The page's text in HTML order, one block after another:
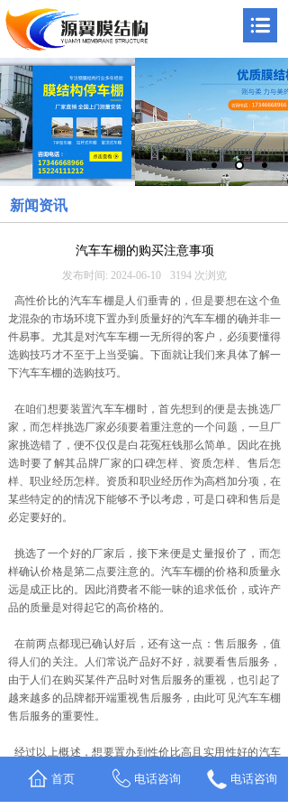
新闻资讯
汽车车棚的购买注意事项
发布时间: 2024-06-10 3194 次浏览
高性价比的汽车车棚是人们垂青的，但是要想在这个鱼
龙混杂的市场环境下置办到质量好的汽车车棚的确并非一
件易事。尤其是对汽车车棚一无所得的客户，必须要懂得
选购技巧才不至于上当受骗。下面就让我们来具体了解一
下汽车车棚的选购技巧。
在咱们想要装置汽车车棚时，首先想到的便是去挑选厂
家，而怎样挑选厂家必须要着重注意的一个问题，一旦厂
家挑选错了，便不仅仅是白花冤枉钱那么简单。因此在挑
选时要了解其品牌厂家的口碑怎样、资质怎样、售后怎
样、职业经历怎样。资质和职业经历作为高档加分项，在
某些特定的的情况下能够不予以考虑，可是口碑和售后是
必定要好的。
挑选了一个好的厂家后，接下来便是丈量报价了，而怎
样确认价格是第二点要注意的。汽车车棚的价格和质量永
远是成正比的。因此消费者不能一昧的追求低价，或许产
品的质量是对得起它的高价格的。
在前两点都现已确认好后，还有这一点：售后服务，值
得人们的关注。人们常说产品好不好，就要看售后服务，
由于人们在购买某件产品时对售后服务的重视，也引起了
越来越多的品牌都开端重视售后服务，由此可见汽车车棚
售后服务的重要性。
经过以上概述，想要置办到性价比高且实用性好的汽车
车棚，必须要在调查价格的一起将着重点放在对质量的调
查上。
首页 电话咨询 电话咨询